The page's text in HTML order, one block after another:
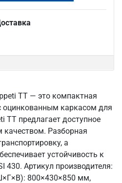
ТТ — это компактная
оцинкованным каркасом для
ТТ предлагает доступное
Разборная
а
устойчивость к
430. Артикул производителя:
800×430×850 мм,